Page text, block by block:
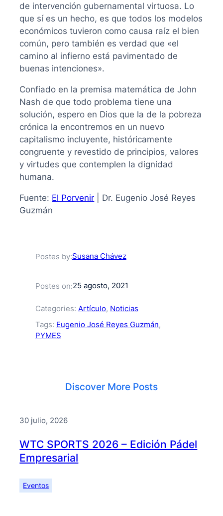
de intervención gubernamental virtuosa. Lo
que sí es un hecho, es que todos los modelos
económicos tuvieron como causa raíz el bien
común, pero también es verdad que «el
camino al infierno está pavimentado de
buenas intenciones».
Confiado en la premisa matemática de John
Nash de que todo problema tiene una
solución, espero en Dios que la de la pobreza
crónica la encontremos en un nuevo
capitalismo incluyente, históricamente
congruente y revestido de principios, valores
y virtudes que contemplen la dignidad
humana.
Fuente: El Porvenir | Dr. Eugenio José Reyes
Guzmán
Postes by:Susana Chávez
Postes on:25 agosto, 2021
Categories: Artículo, Noticias
Tags: Eugenio José Reyes Guzmán
PYMES
Discover More Posts
30 julio, 2026
WTC SPORTS 2026 – Edición Pádel
Empresarial
Eventos